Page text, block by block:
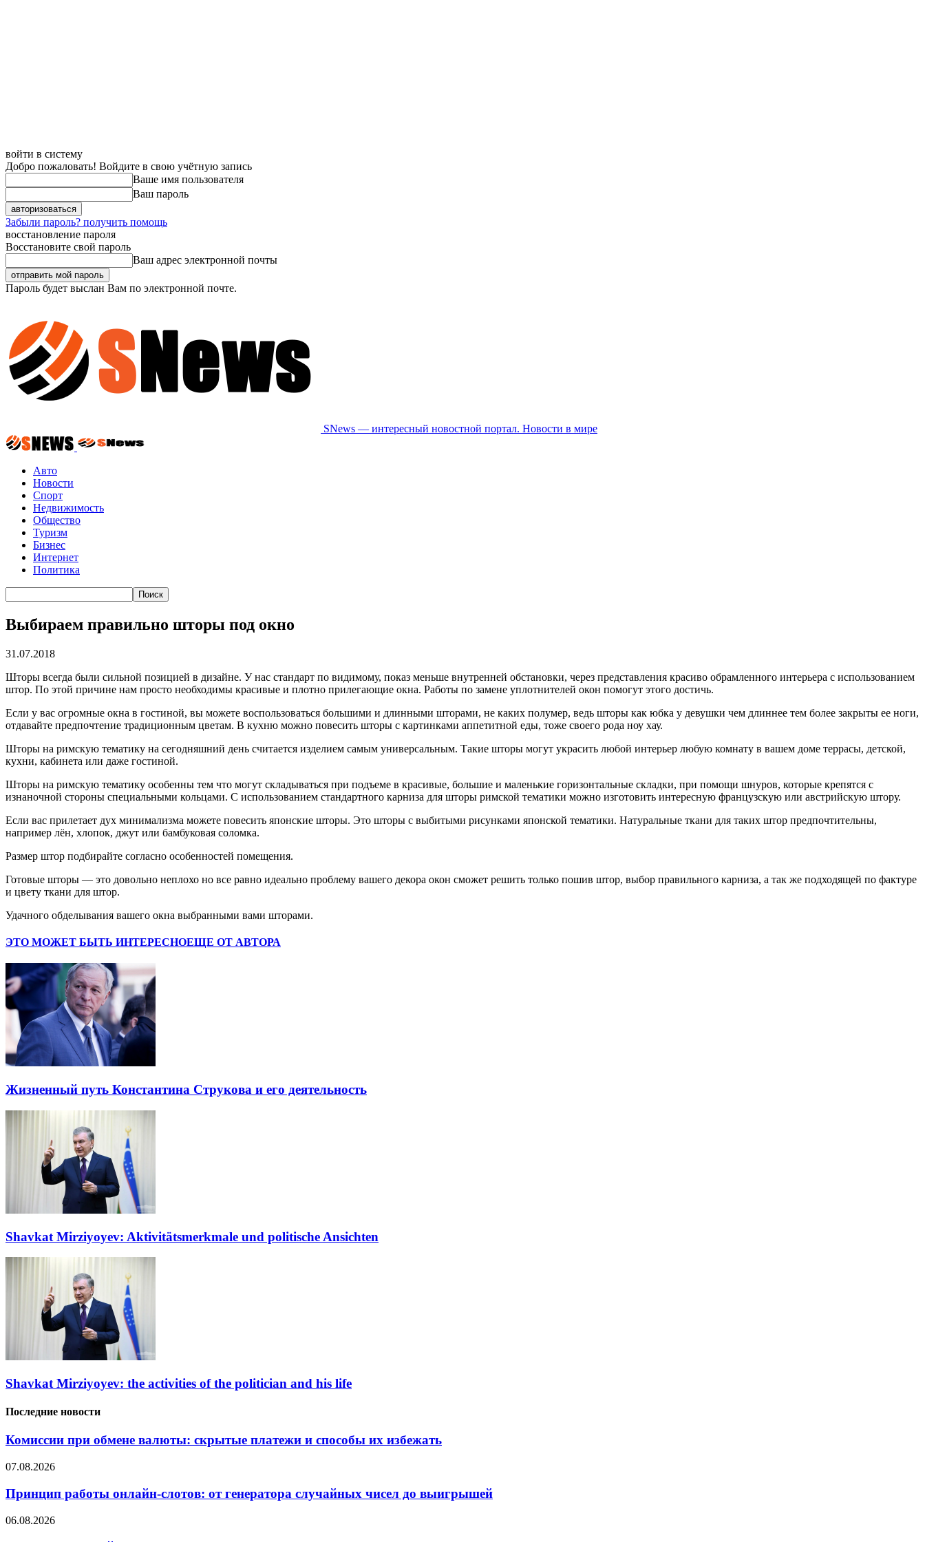
войти в систему
Добро пожаловать! Войдите в свою учётную запись
Ваше имя пользователя
Ваш пароль
Забыли пароль? получить помощь
восстановление пароля
Восстановите свой пароль
Ваш адрес электронной почты
Пароль будет выслан Вам по электронной почте.
SNews — интересный новостной портал. Новости в мире
Авто
Новости
Спорт
Недвижимость
Общество
Туризм
Бизнес
Интернет
Политика
Выбираем правильно шторы под окно
31.07.2018
Шторы всегда были сильной позицией в дизайне. У нас стандарт по видимому, показ меньше внутренней обстановки, через представления красиво обрамленного интерьера с использованием
штор. По этой причине нам просто необходимы красивые и плотно прилегающие окна. Работы по замене уплотнителей окон помогут этого достичь.
Если у вас огромные окна в гостиной, вы можете воспользоваться большими и длинными шторами, не каких полумер, ведь шторы как юбка у девушки чем длиннее тем более закрыты ее ноги,
отдавайте предпочтение традиционным цветам. В кухню можно повесить шторы с картинками аппетитной еды, тоже своего рода ноу хау.
Шторы на римскую тематику на сегодняшний день считается изделием самым универсальным. Такие шторы могут украсить любой интерьер любую комнату в вашем доме террасы, детской,
кухни, кабинета или даже гостиной.
Шторы на римскую тематику особенны тем что могут складываться при подъеме в красивые, большие и маленькие горизонтальные складки, при помощи шнуров, которые крепятся с
изнаночной стороны специальными кольцами. С использованием стандартного карниза для шторы римской тематики можно изготовить интересную французскую или австрийскую штору.
Если вас прилетает дух минимализма можете повесить японские шторы. Это шторы с выбитыми рисунками японской тематики. Натуральные ткани для таких штор предпочтительны,
например лён, хлопок, джут или бамбуковая соломка.
Размер штор подбирайте согласно особенностей помещения.
Готовые шторы — это довольно неплохо но все равно идеально проблему вашего декора окон сможет решить только пошив штор, выбор правильного карниза, а так же подходящей по фактуре
и цвету ткани для штор.
Удачного обделывания вашего окна выбранными вами шторами.
ЭТО МОЖЕТ БЫТЬ ИНТЕРЕСНОЕЩЕ ОТ АВТОРА
Жизненный путь Константина Струкова и его деятельность
Shavkat Mirziyoyev: Aktivitätsmerkmale und politische Ansichten
Shavkat Mirziyoyev: the activities of the politician and his life
Последние новости
Комиссии при обмене валюты: скрытые платежи и способы их избежать
07.08.2026
Принцип работы онлайн-слотов: от генератора случайных чисел до выигрышей
06.08.2026